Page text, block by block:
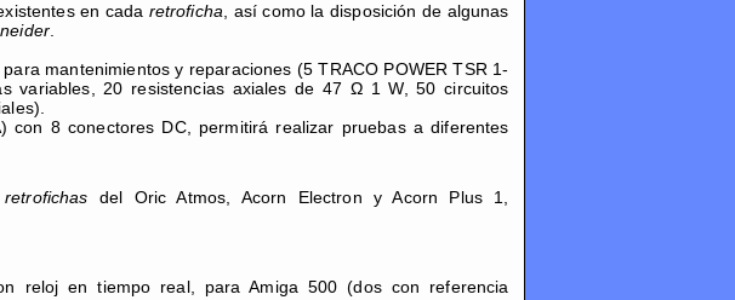
en cada retroficha , así como la disposición de algunas
mantenimientos y reparaciones (5 TRACO POWER TSR 1-
variables, 20 resistencias axiales de 47 Ω 1 W, 50 circuitos
8 conectores DC, permitirá realizar pruebas a diferentes
retrofichas del Oric Atmos, Acorn Electron y Acorn Plus 1,
reloj en tiempo real, para Amiga 500 (dos con referencia